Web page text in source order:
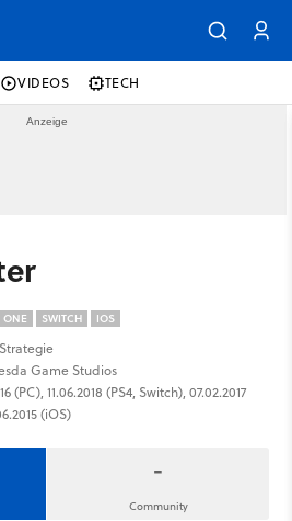
VIDEOS TECH
ONE SWITCH IOS
Game Studios
(PC), 11.06.2018 (PS4, Switch), 07.02.2017
(iOS)
-
Community